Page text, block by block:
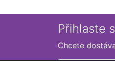
Přihlaste
Chcete